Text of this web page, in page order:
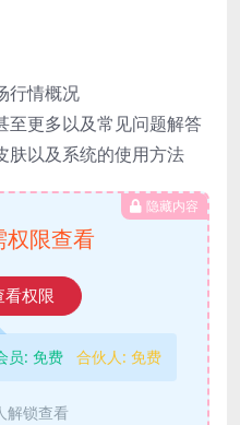
行情概况
至更多以及常见问题解答
肤以及系统的使用方法
隐藏内容
权限查看
看权限
员: 免费 合伙人: 免费
解锁查看